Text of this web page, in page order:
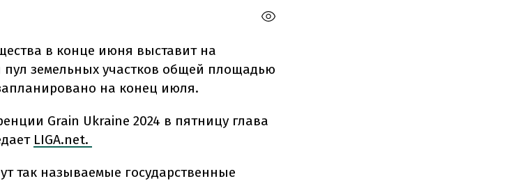
в конце июня выставит на
земельных участков общей площадью
на конец июля.
Grain Ukraine 2024 в пятницу глава
LIGA.net.
так называемые государственные